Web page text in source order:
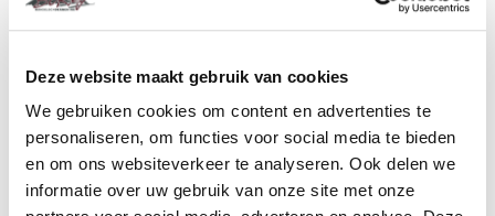
Deze website maakt gebruik van cookies
We gebruiken cookies om content en advertenties te
personaliseren, om functies voor social media te bieden
en om ons websiteverkeer te analyseren. Ook delen we
informatie over uw gebruik van onze site met onze
scroll
BEKIJK OOK ONDERSTAANDE FOTOS